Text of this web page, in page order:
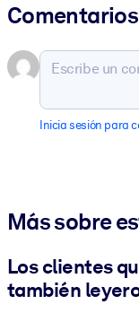
Inicia sesión para
Más sobre
Los clientes
también